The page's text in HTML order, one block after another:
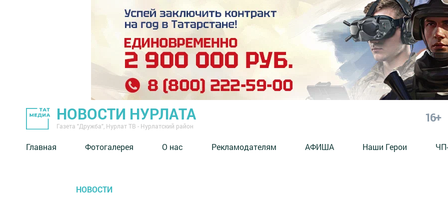
НОВОСТИ НУРЛАТА
Газета "Дружба", Нурлат ТВ - Нурлатский район
16+
Главная Фотогалерея О нас Рекламодателям АФИША Наши Герои
НОВОСТИ